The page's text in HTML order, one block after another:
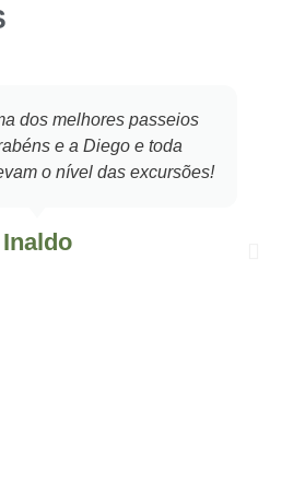
dos melhores passeios
e a Diego e toda
o nível das excursões!
Inaldo